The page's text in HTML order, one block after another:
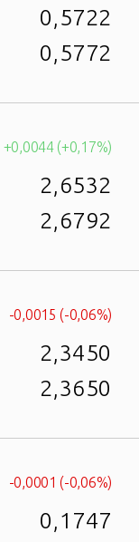
0,5722
0,5772
+0,0044 (+0,17%)
2,6532
2,6792
-0,0015 (-0,06%)
2,3450
2,3650
-0,0001 (-0,06%)
0,1747